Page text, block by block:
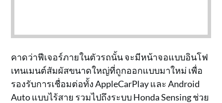
คาดว่าฟีเจอร์ภายในตัวรถนั้น จะมีหน้าจอแบบอินโฟ
เทนเมนต์สัมผัสขนาดใหญ่ที่ถูกออกแบบมาใหม่ เพื่อ
รองรับการเชื่อมต่อทั้ง AppleCarPlay และ Android
Auto แบบไร้สาย รวมไปถึงระบบ Honda Sensing ช่วย